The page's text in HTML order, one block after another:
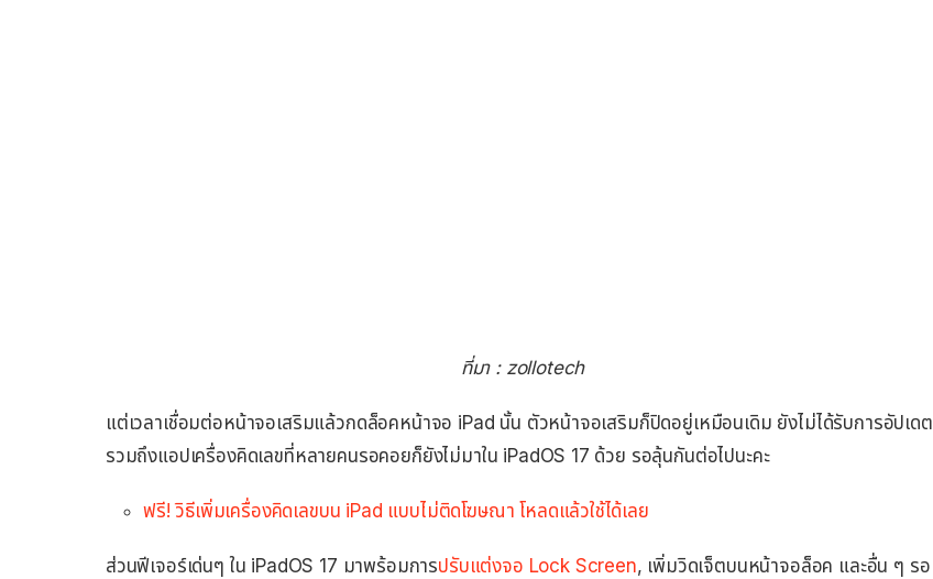
ที่มา : zollotech
แต่เวลาเชื่อมต่อหน้าจอเสริมแล้วกดล็อคหน้าจอ iPad นั้น ตัวหน้าจอเสริมก็ปิดอยู่เหมือนเดิม ยังไม่ได้รับการอัปเดต
รวมถึงแอปเครื่องคิดเลขที่หลายคนรอคอยก็ยังไม่มาใน iPadOS 17 ด้วย รอลุ้นกันต่อไปนะคะ
ฟรี! วิธีเพิ่มเครื่องคิดเลขบน iPad แบบไม่ติดโฆษณา โหลดแล้วใช้ได้เลย
ส่วนฟีเจอร์เด่นๆ ใน iPadOS 17 มาพร้อมการปรับแต่งจอ Lock Screen, เพิ่มวิดเจ็ตบนหน้าจอล็อค และอื่น ๆ รอ